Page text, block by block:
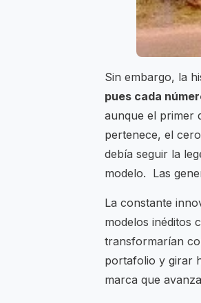
Sin embargo, la
pues cada
aunque el primer
pertenece, el
debía seguir la
modelo. Las
La constante
modelos inéditos
transformarían
portafolio y girar
marca que